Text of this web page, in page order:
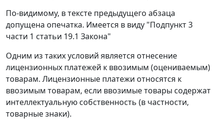
По-видимому, в тексте предыдущего абзаца
допущена опечатка. Имеется в виду "Подпункт 3
части 1 статьи 19.1 Закона"
Одним из таких условий является отнесение
лицензионных платежей к ввозимым (оцениваемым)
товарам. Лицензионные платежи относятся к
ввозимым товарам, если ввозимые товары содержат
интеллектуальную собственность (в частности,
товарные знаки).